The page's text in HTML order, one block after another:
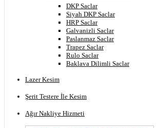
DKP Saclar
Siyah DKP Saclar
HRP Saclar
Galvanizli Saclar
Paslanmaz Saclar
Trapez Saclar
Rulo Saclar
Baklava Dilimli Saclar
Lazer Kesim
Şerit Testere İle Kesim
Ağır Nakliye Hizmeti